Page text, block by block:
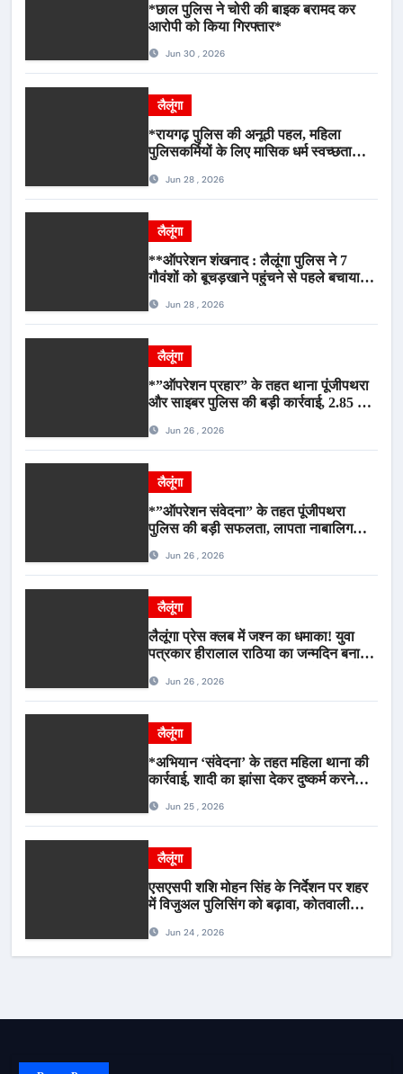
*छाल पुलिस ने चोरी की बाइक बरामद कर
आरोपी को किया गिरफ्तार*
Jun 30 , 2026
लैलूंगा
*रायगढ़ पुलिस की अनूठी पहल, महिला
पुलिसकर्मियों के लिए मासिक धर्म स्वच्छता
Jun 28 , 2026
लैलूंगा
**ऑपरेशन शंखनाद : लैलूंगा पुलिस ने 7
गौवंशों को बूचड़खाने पहुंचने से पहले बचाया,
Jun 28 , 2026
लैलूंगा
*”ऑपरेशन प्रहार” के तहत थाना पूंजीपथरा
और साइबर पुलिस की बड़ी कार्रवाई, 2.85 टन
Jun 26 , 2026
लैलूंगा
*”ऑपरेशन संवेदना” के तहत पूंजीपथरा
पुलिस की बड़ी सफलता, लापता नाबालिग
आरोपी गिरफ्तार*
Jun 26 , 2026
लैलूंगा
लैलूंगा प्रेस क्लब में जश्न का धमाका! युवा
पत्रकार हीरालाल राठिया का जन्मदिन बना
स्वरJun 26 , 2026
लैलूंगा
*अभियान ‘संवेदना’ के तहत महिला थाना की
कार्रवाई, शादी का झांसा देकर दुष्कर्म करने
Jun 25 , 2026
लैलूंगा
एसएसपी शशि मोहन सिंह के निर्देशन पर शहर
में विजुअल पुलिसिंग को बढ़ावा, कोतवाली
Jun 24 , 2026